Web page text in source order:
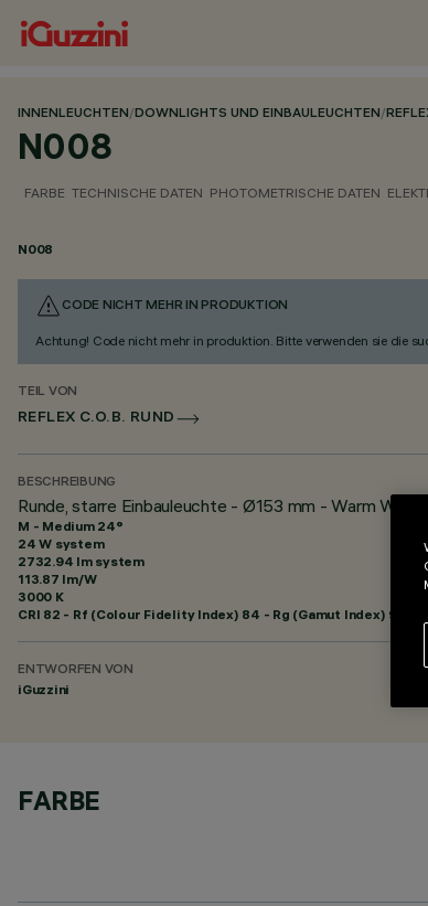
INNENLEUCHTEN/DOWNLIGHTS UND EINBAULEUCHTEN/
N008
FARBE TECHNISCHE DATEN PHOTOMETRISCHE DATEN
N008
CODE NICHT MEHR IN PRODUKTION
Achtung! Code nicht mehr in produktion. Bitte verwenden sie die
TEIL VON
REFLEX C.O.B. RUND
BESCHREIBUNG
Runde, starre Einbauleuchte - Ø153 mm - Warm
M - Medium 24°
24 W system
2732.94 lm system
113.87 lm/W
3000 K
CRI 82 - Rf (Colour Fidelity Index) 84 - Rg (Gamut Index) 95
ENTWORFEN VON
iGuzzini
FARBE